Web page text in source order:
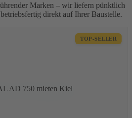
Marken – wir liefern pünktlich
direkt auf Ihrer Baustelle.
TOP-SELLER